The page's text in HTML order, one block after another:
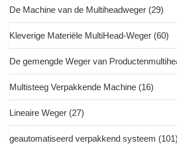
De Machine van de Multiheadweger (29)
Kleverige Materiële MultiHead-Weger (60)
De gemengde Weger van
Multisteeg Verpakkende Machine (16)
Lineaire Weger (27)
geautomatiseerd verpakkend systeem (101)